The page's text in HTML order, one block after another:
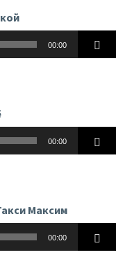
00:00
00:00
Максим
00:00